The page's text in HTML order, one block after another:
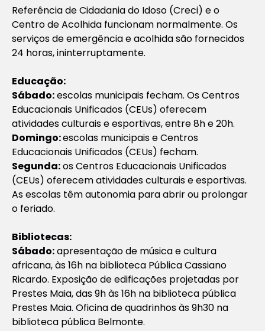
Referência de Cidadania do Idoso (Creci) e o
Centro de Acolhida funcionam normalmente. Os
serviços de emergência e acolhida são fornecidos
24 horas, ininterruptamente.
Educação:
Sábado:escolas municipais fecham. Os Centros
Educacionais Unificados (CEUs) oferecem
atividades culturais e esportivas, entre 8h e 20h.
Domingo:escolas municipais e Centros
Educacionais Unificados (CEUs) fecham.
Segunda:os Centros Educacionais Unificados
(CEUs) oferecem atividades culturais e esportivas.
As escolas têm autonomia para abrir ou prolongar
o feriado.
Bibliotecas:
Sábado:apresentação de música e cultura
africana, às 16h na biblioteca Pública Cassiano
Ricardo. Exposição de edificações projetadas por
Prestes Maia, das 9h às 16h na biblioteca pública
Prestes Maia. Oficina de quadrinhos às 9h30 na
biblioteca pública Belmonte.